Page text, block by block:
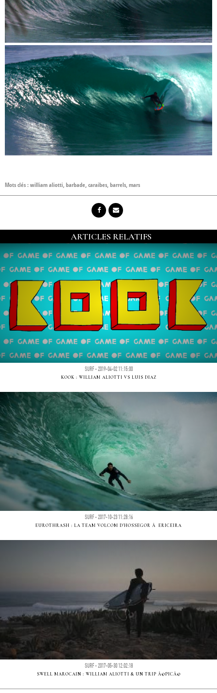
Mots clés :william aliotti,barbade,caraibes,barrels,mars
ARTICLES RELATIFS
SURF - 2019-04-02 11:15:00
KOOK : WILLIAM ALIOTTI VS LUIS DIAZ
SURF - 2017-10-23 11:28:16
EUROTHRASH : LA TEAM VOLCOM D'HOSSEGOR Ã ERICEIRA
SURF - 2017-05-30 12:02:18
SWELL MAROCAIN : WILLIAM ALIOTTI & UN TRIP Ã©PICÃ©